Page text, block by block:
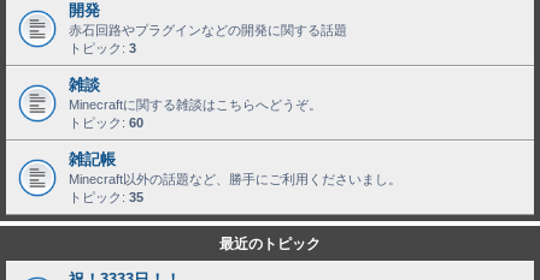
開発
赤石回路やプラグインなどの開発に関する話題
トピック: 3
雑談
Minecraftに関する雑談はこちらへどうぞ。
トピック: 60
雑記帳
Minecraft以外の話題など、勝手にご利用くださいまし。
トピック: 35
最近のトピック